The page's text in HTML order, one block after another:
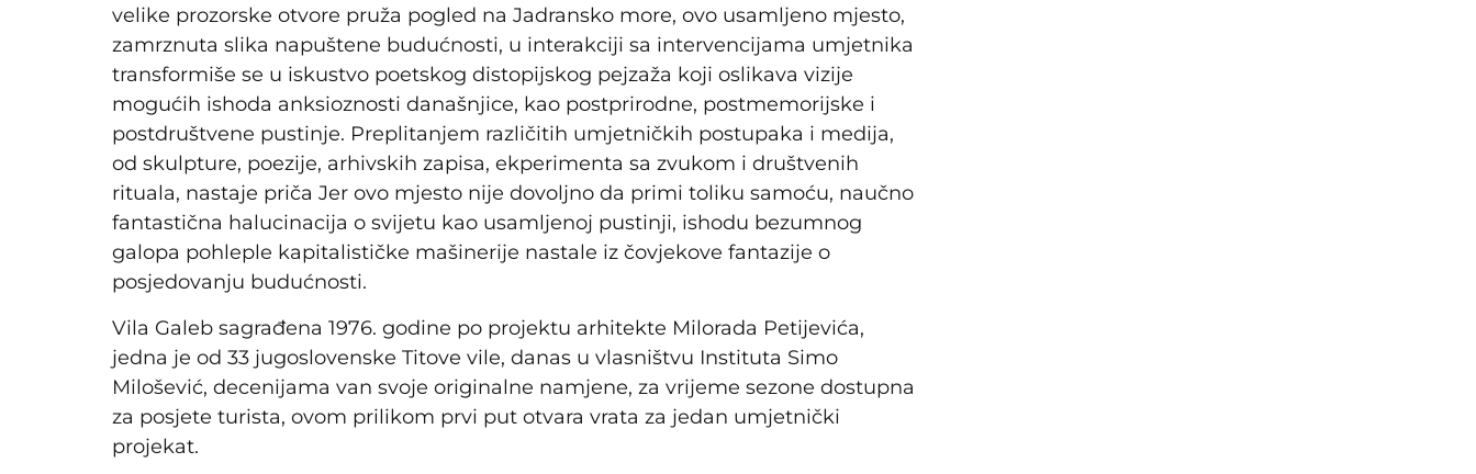
velike prozorske otvore pruža pogled na Jadransko more, ovo usamljeno mjesto,
zamrznuta slika napuštene budućnosti, u interakciji sa intervencijama umjetnika
transformiše se u iskustvo poetskog distopijskog pejzaža koji oslikava vizije
mogućih ishoda anksioznosti današnjice, kao postprirodne, postmemorijske i
postdruštvene pustinje. Preplitanjem različitih umjetničkih postupaka i medija,
od skulpture, poezije, arhivskih zapisa, ekperimenta sa zvukom i društvenih
rituala, nastaje priča Jer ovo mjesto nije dovoljno da primi toliku samoću, naučno
fantastična halucinacija o svijetu kao usamljenoj pustinji, ishodu bezumnog
galopa pohleple kapitalističke mašinerije nastale iz čovjekove fantazije o
posjedovanju budućnosti.
Vila Galeb sagrađena 1976. godine po projektu arhitekte Milorada Petijevića,
jedna je od 33 jugoslovenske Titove vile, danas u vlasništvu Instituta Simo
Milošević, decenijama van svoje originalne namjene, za vrijeme sezone dostupna
za posjete turista, ovom prilikom prvi put otvara vrata za jedan umjetnički
projekat.